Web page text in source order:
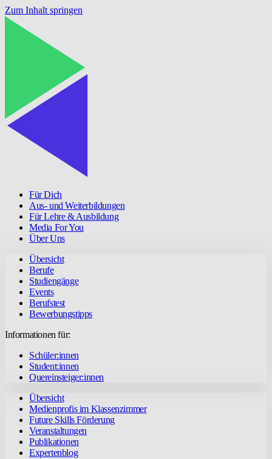
Zum Inhalt springen
Für Dich
Aus- und Weiterbildungen
Für Lehre & Ausbildung
Media For You
Über Uns
Übersicht
Berufe
Studiengänge
Events
Berufstest
Bewerbungstipps
Informationen für:
Schüler:innen
Student:innen
Quereinsteiger:innen
Übersicht
Medienprofis im Klassenzimmer
Future Skills Förderung
Veranstaltungen
Publikationen
Expertenblog